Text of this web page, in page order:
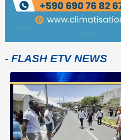
- FLASH ETV NEWS